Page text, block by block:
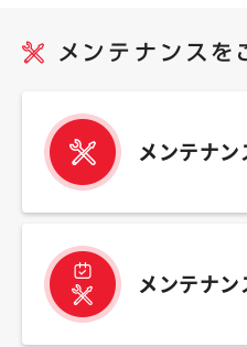
メンテナ
メンテナン